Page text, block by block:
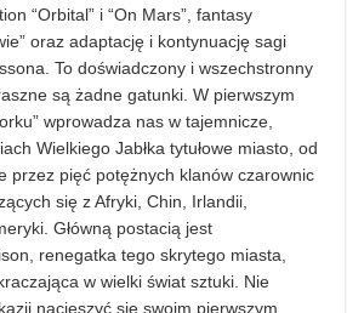
“Orbital” i “On Mars”, fantasy
oraz adaptację i kontynuację sagi
To doświadczony i wszechstronny
są żadne gatunki. W pierwszym
wprowadza nas w tajemnicze,
Wielkiego Jabłka tytułowe miasto, od
przez pięć potężnych klanów czarownic
się z Afryki, Chin, Irlandii,
Główną postacią jest
renegatka tego skrytego miasta,
w wielki świat sztuki. Nie
nacieszyć się swoim pierwszym